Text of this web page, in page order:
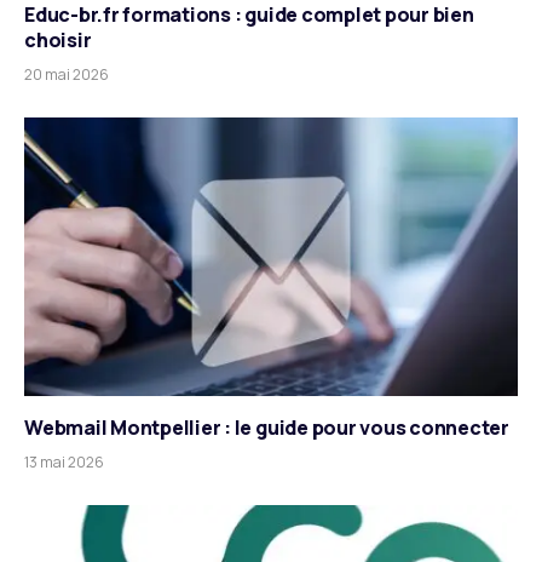
Educ-br.fr formations : guide complet pour bien
choisir
20 mai 2026
Webmail Montpellier : le guide pour vous connecter
13 mai 2026